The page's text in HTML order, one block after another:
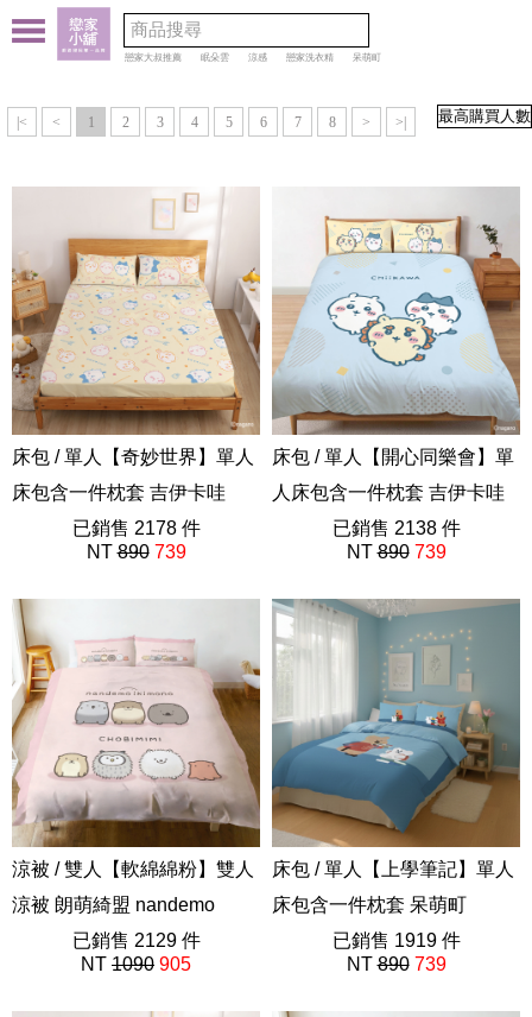
戀家大叔推薦 眠朵雲 涼感 戀家洗衣精 呆萌町
|< < 1 2 3 4 5 6 7 8 > >|
床包 / 單人【奇妙世界】單人
床包含一件枕套 吉伊卡哇
Chiikawa已銷售 2178 件
NT890 739
床包 / 單人【開心同樂會】單
人床包含一件枕套 吉伊卡哇
Chiikawa已銷售 2138 件
NT890 739
涼被 / 雙人【軟綿綿粉】雙人
涼被 朗萌綺盟 nandemo
ikimono已銷售 2129 件
NT 1090 905
床包 / 單人【上學筆記】單人
床包含一件枕套 呆萌町
Dinotaeng 短尾矮袋鼠
Quokka Bobo Marsh
已銷售 1919 件
NT890 739